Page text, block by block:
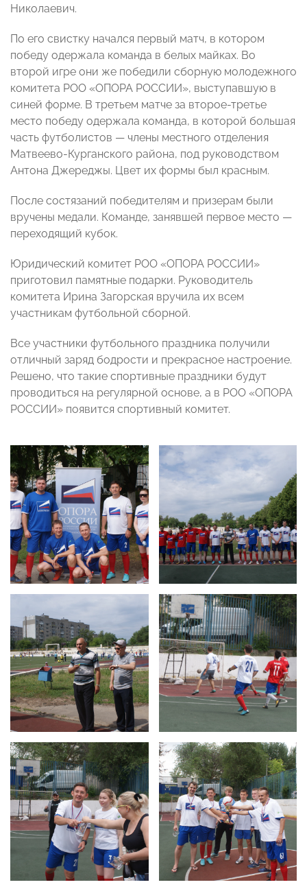
Николаевич.
По его свистку начался первый матч, в котором
победу одержала команда в белых майках. Во
второй игре они же победили сборную молодежного
комитета РОО «ОПОРА РОССИИ», выступавшую в
синей форме. В третьем матче за второе-третье
место победу одержала команда, в которой большая
часть футболистов — члены местного отделения
Матвеево-Курганского района, под руководством
Антона Джереджы. Цвет их формы был красным.
После состязаний победителям и призерам были
вручены медали. Команде, занявшей первое место —
переходящий кубок.
Юридический комитет РОО «ОПОРА РОССИИ»
приготовил памятные подарки. Руководитель
комитета Ирина Загорская вручила их всем
участникам футбольной сборной.
Все участники футбольного праздника получили
отличный заряд бодрости и прекрасное настроение.
Решено, что такие спортивные праздники будут
проводиться на регулярной основе, а в РОО «ОПОРА
РОССИИ» появится спортивный комитет.